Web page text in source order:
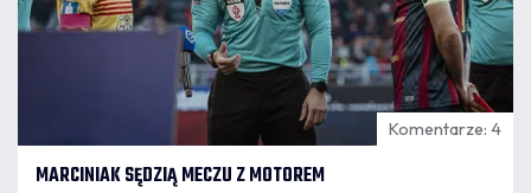
Komentarze: 4
MARCINIAK SĘDZIĄ MECZU Z MOTOREM